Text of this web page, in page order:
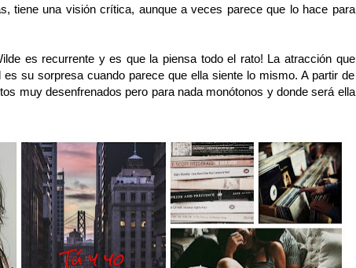
tiene una visión crítica, aunque a veces parece que lo hace para
es recurrente y es que la piensa todo el rato! La atracción que
su sorpresa cuando parece que ella siente lo mismo. A partir de
muy desenfrenados pero para nada monótonos y donde será ella